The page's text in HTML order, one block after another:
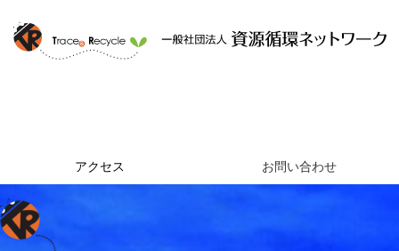
アクセス お問い合わせ